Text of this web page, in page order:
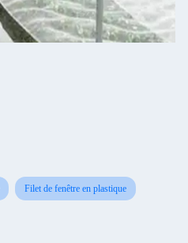
Filet de fenêtre en plastique